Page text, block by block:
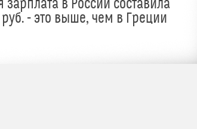
зарплата в России составила
руб. - это выше, чем в Греции